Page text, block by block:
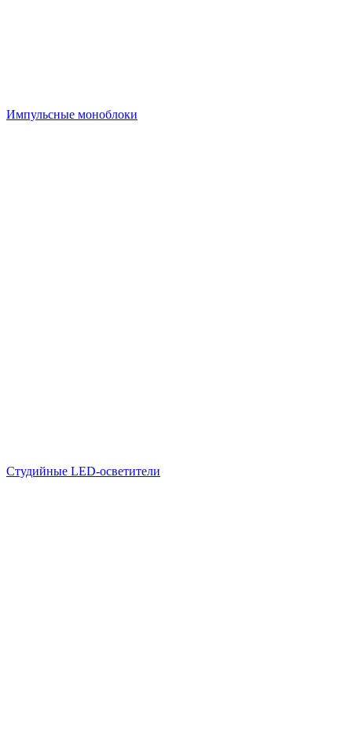
Импульсные моноблоки
Студийные LED-осветители